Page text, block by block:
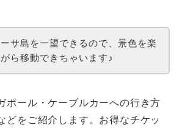
サ島を一望できるので、景色を楽
ら移動できちゃいます♪
ポール・ケーブルカーへの行き方
どをご紹介します。お得なチケッ